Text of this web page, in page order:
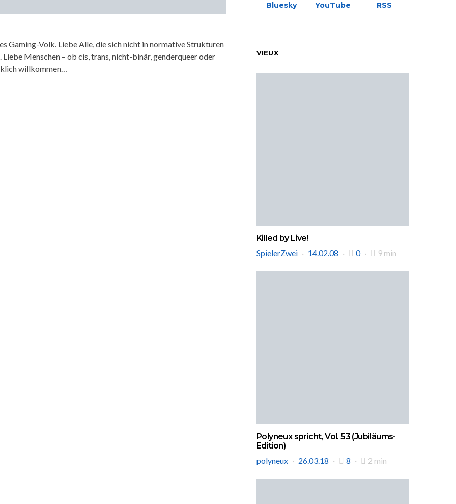
Gaming-Volk. Liebe Alle, die sich nicht in normative Strukturen
Menschen – ob cis, trans, nicht-binär, genderqueer oder
willkommen…
Bluesky YouTube RSS
VIEUX
Killed by Live!
SpielerZwei
14.02.08 0 9 min
Polyneux spricht, Vol. 53 (Jubiläums-
Edition)
polyneux
26.03.18 8 2 min